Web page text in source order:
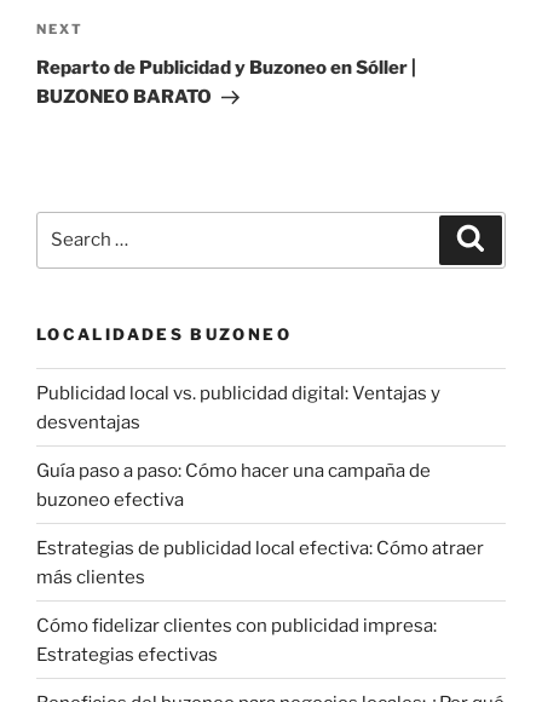
Next
Post
NEXT
Reparto de Publicidad y Buzoneo en Sóller |
BUZONEO BARATO
LOCALIDADES BUZONEO
Publicidad local vs. publicidad digital: Ventajas y
desventajas
Guía paso a paso: Cómo hacer una campaña de
buzoneo efectiva
Estrategias de publicidad local efectiva: Cómo atraer
más clientes
Cómo fidelizar clientes con publicidad impresa:
Estrategias efectivas